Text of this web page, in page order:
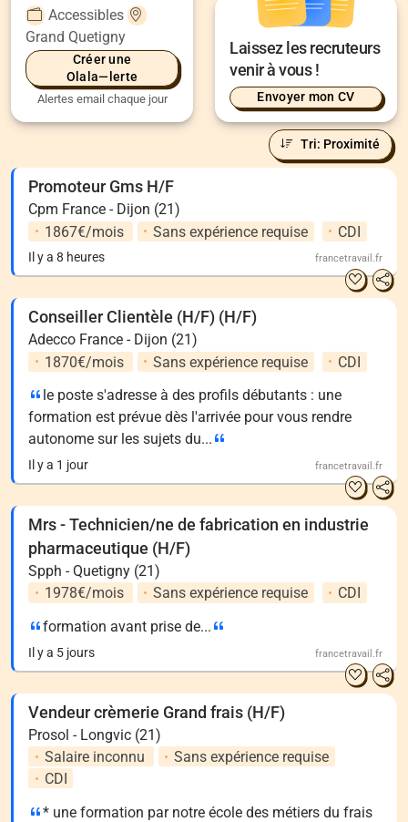
Accessibles
Grand Quetigny
Créer une
Olala—lerte
Alertes email chaque jour
Laissez les recruteurs
venir à vous !
Envoyer mon CV
Tri: Proximité
Promoteur Gms H/F
Cpm France - Dijon (21)
1867€/mois
Sans expérience requise CDI
Il y a 8 heures francetravail.fr
Conseiller Clientèle (H/F) (H/F)
Adecco France - Dijon (21)
1870€/mois
Sans expérience requise
CDI
le poste s'adresse à des profils débutants : une
formation est prévue dès l'arrivée pour vous rendre
autonome sur les sujets du...
Il y a 1 jour francetravail.fr
Mrs - Technicien/ne de fabrication en industrie
pharmaceutique (H/F)
Spph - Quetigny (21)
1978€/mois
Sans expérience requise
CDI
formation avant prise de...
Il y a 5 jours francetravail.fr
Vendeur crèmerie Grand frais (H/F)
Prosol - Longvic (21)
Salaire inconnu
Sans expérience requise
CDI
* une formation par notre école des métiers du frais